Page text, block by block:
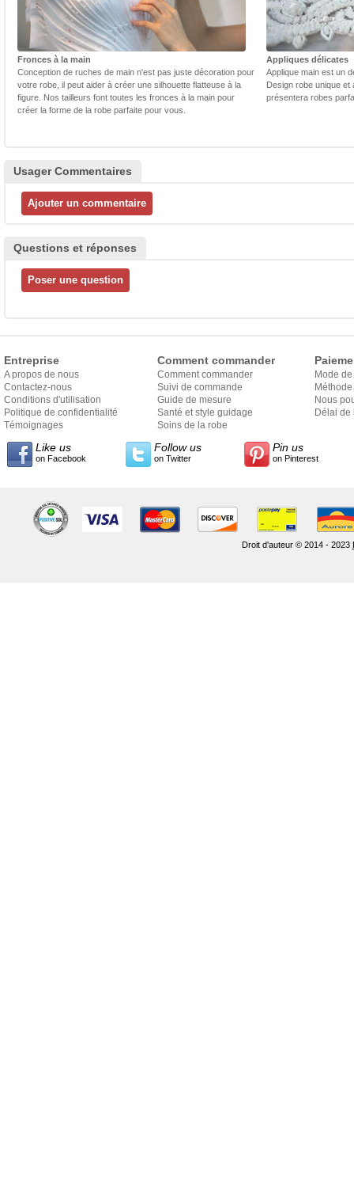
Fronces à la main
Conception de ruches de main n'est pas juste décoration pour
votre robe, il peut aider à créer une silhouette flatteuse à la
figure. Nos tailleurs font toutes les fronces à la main pour
créer la forme de la robe parfaite pour vous.
Appliques délicates
Applique main est un
Design robe unique et
présentera robes
Usager Commentaires
Questions et réponses
Entreprise
A propos de nous
Contactez-nous
Conditions d'utilisation
Politique de confidentialité
Témoignages
Comment commander
Comment commander
Suivi de commande
Guide de mesure
Santé et style guidage
Soins de la robe
Mode
Nous
Délai de
Like us
on Facebook
Follow us
on Twitter
Pin us
on Pinterest
Droit d'auteur © 2014 - 2023